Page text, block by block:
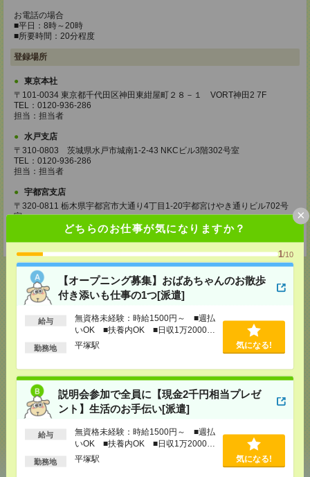
どちらのお仕事が気になりますか？
1/10
【オープニング募集】おばあちゃんのお散歩
付き添いも仕事の1つ[派遣]
給与
無資格未経験：時給1500円～ ■週払
いOK ■扶養内OK ■日収1万2000円
以上
勤務地 平塚駅 気になる!
説明会参加で全員に【現金2千円相当プレゼ
ント】生活のお手伝い[派遣]
給与
無資格未経験：時給1500円～ ■週払
いOK ■扶養内OK ■日収1万2000円
以上
勤務地 平塚駅 気になる!
×
お電話の場合
■平日：8時～20時
■所要時間：20分程度
登録場所
東京本社
〒101-0034 東京都千代田区神田東紺屋町２８－１ VORT神田2 7F
TEL：0120-936-286
担当：担当者
水戸支店
〒310-0803 茨城県水戸市城南1-2-43 NKCビル3階302号室
TEL：0120-936-286
担当：担当者
宇都宮支店
〒320-0811 栃木県宇都宮市大通り4丁目1-20宇都宮けやき通りビル702号
室
TEL：0120-936-286
応募ページへ
メール で送る
ブックマーク